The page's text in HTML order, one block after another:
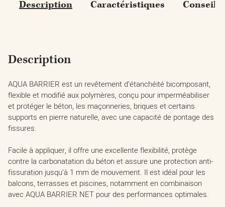
Description Caractéristiques Conseils
Description
AQUA BARRIER est un revêtement d’étanchéité bicomposant,
flexible et modifié aux polymères, conçu pour imperméabiliser
et protéger le béton, les maçonneries, briques et certains
supports en pierre naturelle, avec une capacité de pontage des
fissures.
Facile à appliquer, il offre une excellente flexibilité, protège
contre la carbonatation du béton et assure une protection anti-
fissuration jusqu’à 1 mm de mouvement. Il est idéal pour les
balcons, terrasses et piscines, notamment en combinaison
avec AQUA BARRIER NET pour des performances optimales.